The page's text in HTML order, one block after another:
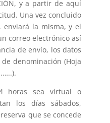
y a partir de aquí
Una vez concluido
la misma, y el
correo electrónico así
de envío, los datos
denominación (Hoja
horas sea virtual o
los días sábados,
que se concede